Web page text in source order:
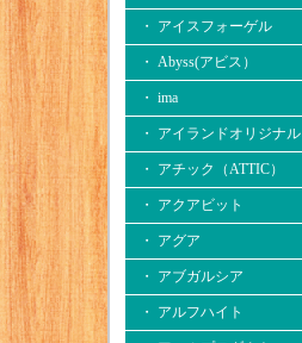
・ アイスフォーゲル
・ Abyss(アビス）
・ ima
・ アイランドオリジナル
・ アチック（ATTIC）
・ アクアビット
・ アグア
・ アブガルシア
・ アルフハイト